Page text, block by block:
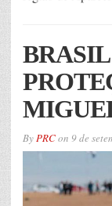
ByPRCon 9 de